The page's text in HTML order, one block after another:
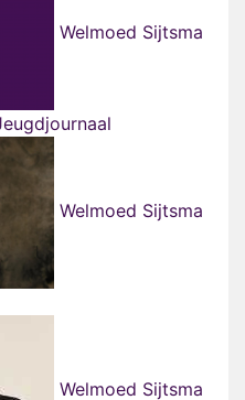
Welmoed Sijtsma
Welmoed Sijtsma
Welmoed Sijtsma